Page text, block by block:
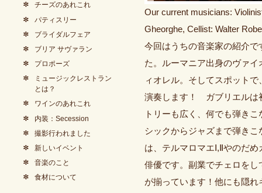
Our current musicians:
Gheorghe, Cellist: Walter
今回はうちの音楽家の紹介
た。ルーマニア出身のヴァ
ィオレル。そしてスポット
演奏します！ ガブリエルは
トリーも広く、何でも弾き
シックからジャズまで弾き
は、テルマロマエⅠ,Ⅱやのだ
俳優です。副業でチェロを
が揃っています！他にも隠れ
チーズのあれこれ
パティスリー
ブライダルフェア
ブリア サヴァラン
プロポーズ
ミュージックレストラン
とは？
ワインのあれこれ
内装：Secession
撮影行われました
新しいイベント
音楽のこと
食材について